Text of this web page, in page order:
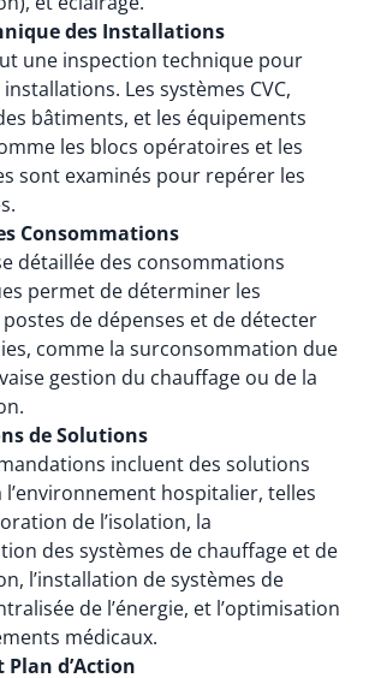
des Installations
une inspection technique pour
Les systèmes CVC,
bâtiments, et les équipements
les blocs opératoires et les
sont examinés pour repérer les
Consommations
détaillée des consommations
permet de déterminer les
de dépenses et de détecter
comme la surconsommation due
gestion du chauffage ou de la
de Solutions
incluent des solutions
l’environnement hospitalier, telles
de l’isolation, la
des systèmes de chauffage et de
l’installation de systèmes de
de l’énergie, et l’optimisation
médicaux.
d’Action